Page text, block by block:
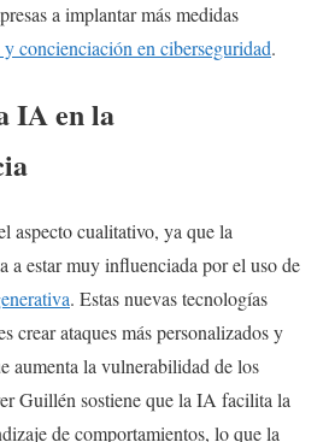
a implantar más medidas
concienciación en ciberseguridad.
IA en la
aspecto cualitativo, ya que la
a estar muy influenciada por el uso de
. Estas nuevas tecnologías
crear ataques más personalizados y
aumenta la vulnerabilidad de los
Guillén sostiene que la IA facilita la
de comportamientos, lo que la